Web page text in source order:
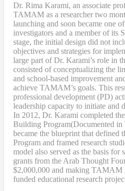
Dr. Rima Karami, an associate
TAMAM as a researcher two
launching and soon became one
investigators and a member of its
stage, the initial design did not
objectives and strategies for
large part of Dr. Karami’s role in
consisted of conceptualizing the
and school-based improvement
achieve TAMAM’s goals. This
professional development (PD)
leadership capacity to initiate and
In 2012, Dr. Karami completed the
Building Program(Documented in
became the blueprint that defined
Program and framed research
model also served as the basis for
grants from the Arab Thought
$2,000,000 and making TAMAM
funded educational research